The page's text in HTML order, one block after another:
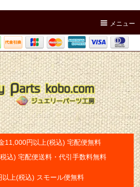
メニュー
11,000円以上(税込) 宅配便無料
込) 宅配便送料・代引手数料無料
以上(税込) スモール便無料